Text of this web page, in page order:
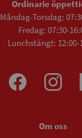
Ordinarie
Måndag-Torsdag:
Fredag: 07:30-
Lunchstängt: 12:00-
Om oss